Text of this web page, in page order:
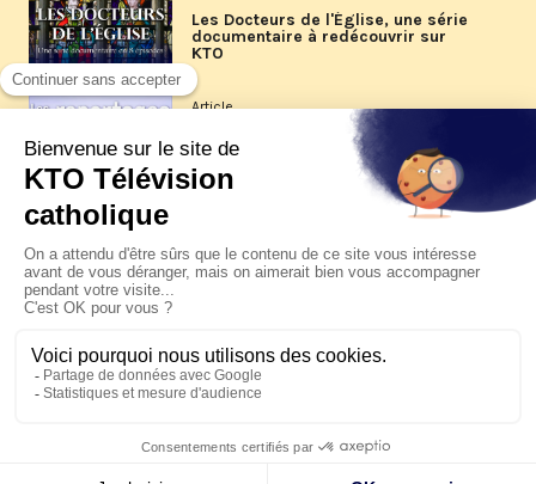
Les Docteurs de l'Église, une série
documentaire à redécouvrir sur
KTO
Article
Les reportages d'été 2026 de KTO
La visite pastorale du pape Léon
XIV à Assise à suivre sur KTO le
jeudi 6 août
Le pape en Uruguay, Argentine et
Pérou du 6 au 17 novembre 2026